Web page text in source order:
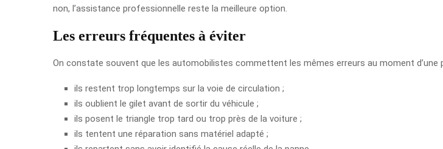
non, l’assistance professionnelle reste la meilleure option.
Les erreurs fréquentes à éviter
On constate souvent que les automobilistes commettent les mêmes erreurs au moment d’une
ils restent trop longtemps sur la voie de circulation ;
ils oublient le gilet avant de sortir du véhicule ;
ils posent le triangle trop tard ou trop près de la voiture ;
ils tentent une réparation sans matériel adapté ;